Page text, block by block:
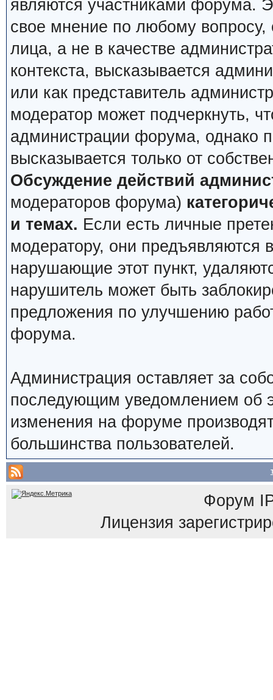
являются участниками форума.
свое мнение по любому
лица, а не в качестве
контекста, высказывается
или как представитель
модератор может подчеркнуть,
администрации форума, однако
высказывается только от
Обсуждение действий
модераторов форума)
и темах. Если есть личные
модератору, они
нарушающие этот пункт,
нарушитель может быть
предложения по улучшению
форума.
Администрация оставляет за
последующим уведомлением об
изменения на форуме
большинства пользователей.
Форум
Лицензия